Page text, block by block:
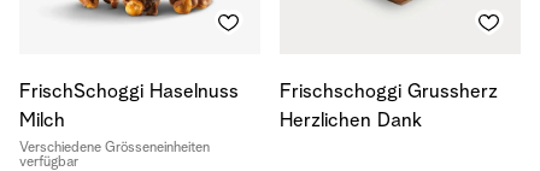
FrischSchoggi Haselnuss
Milch
Verschiedene Grösseneinheiten
verfügbar
Frischschoggi Grussherz
Herzlichen Dank